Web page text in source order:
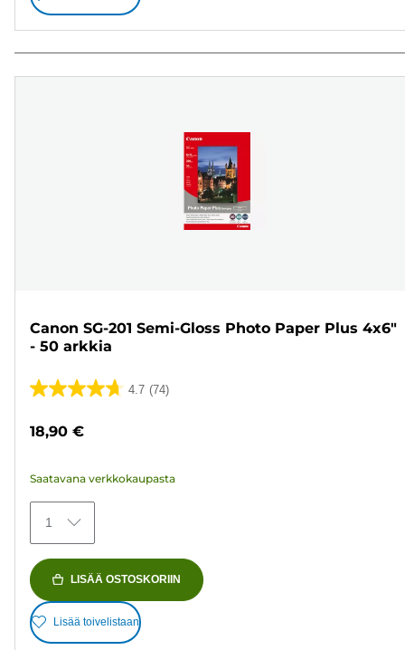
Canon SG-201 Semi-Gloss Photo Paper Plus 4x6"
- 50 arkkia
4.7 (74)
4.7/5
74
18,90 €
Saatavana verkkokaupasta
1
LISÄÄ OSTOSKORIIN
Lisää toivelistaan